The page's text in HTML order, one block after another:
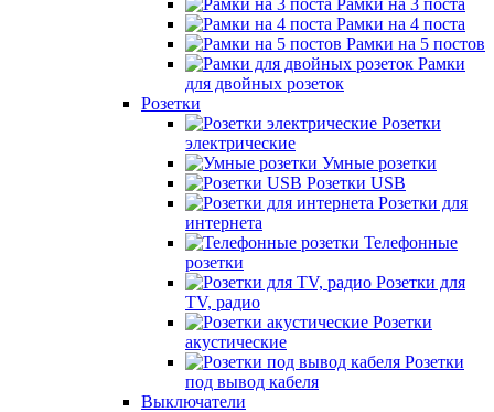
Рамки на 3 поста
Рамки на 4 поста
Рамки на 5 постов
Рамки
для двойных розеток
Розетки
Розетки
электрические
Умные розетки
Розетки USB
Розетки для
интернета
Телефонные
розетки
Розетки для
TV, радио
Розетки
акустические
Розетки
под вывод кабеля
Выключатели